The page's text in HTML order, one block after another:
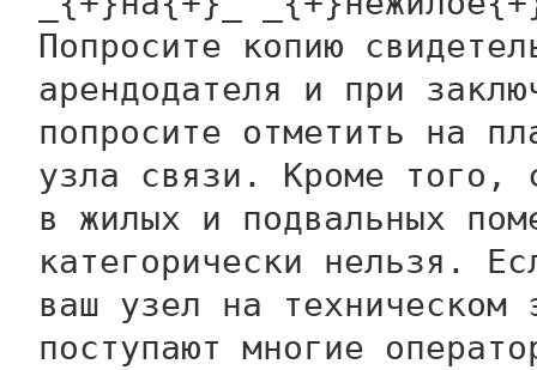
Попросите копию
арендодателя и при
попросите отметить на
узла связи. Кроме того,
в жилых и подвальных
категорически нельзя.
ваш узел на техническом
поступают многие